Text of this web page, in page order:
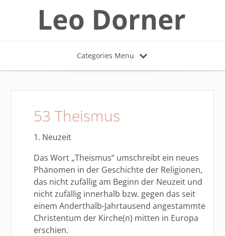
Categories Menu
53 Theismus
1. Neuzeit
Das Wort „Theismus“ umschreibt ein neues
Phänomen in der Geschichte der Religionen,
das nicht zufällig am Beginn der Neuzeit und
nicht zufällig innerhalb bzw. gegen das seit
einem Anderthalb-Jahrtausend angestammte
Christentum der Kirche(n) mitten in Europa
erschien.